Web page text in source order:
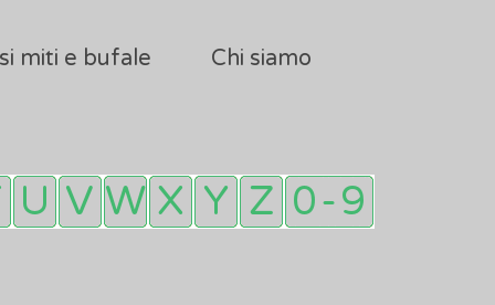
miti e bufale Chi siamo